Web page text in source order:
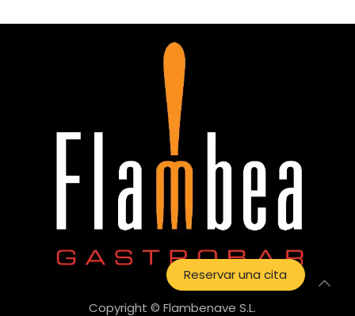
Reservar una cita
Copyright © Flambenave S.L.